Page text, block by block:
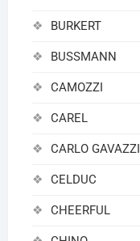
BURKERT
BUSSMANN
CAMOZZI
CAREL
CARLO GAVAZZI
CELDUC
CHEERFUL